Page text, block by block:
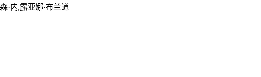
·内,露亚娜·布兰道